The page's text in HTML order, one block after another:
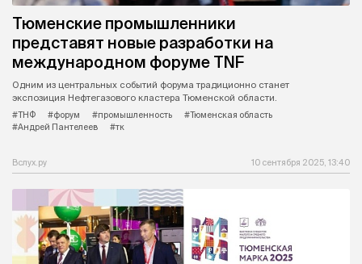
Тюменские промышленники
представят новые разработки на
международном форуме TNF
Одним из центральных событий форума традиционно станет
экспозиция Нефтегазового кластера Тюменской области.
#ТНФ
#форум #промышленность
#Тюменская область
#Андрей Пантелеев
#тк
Вслух.ру 10 сентября 2025, 13:40